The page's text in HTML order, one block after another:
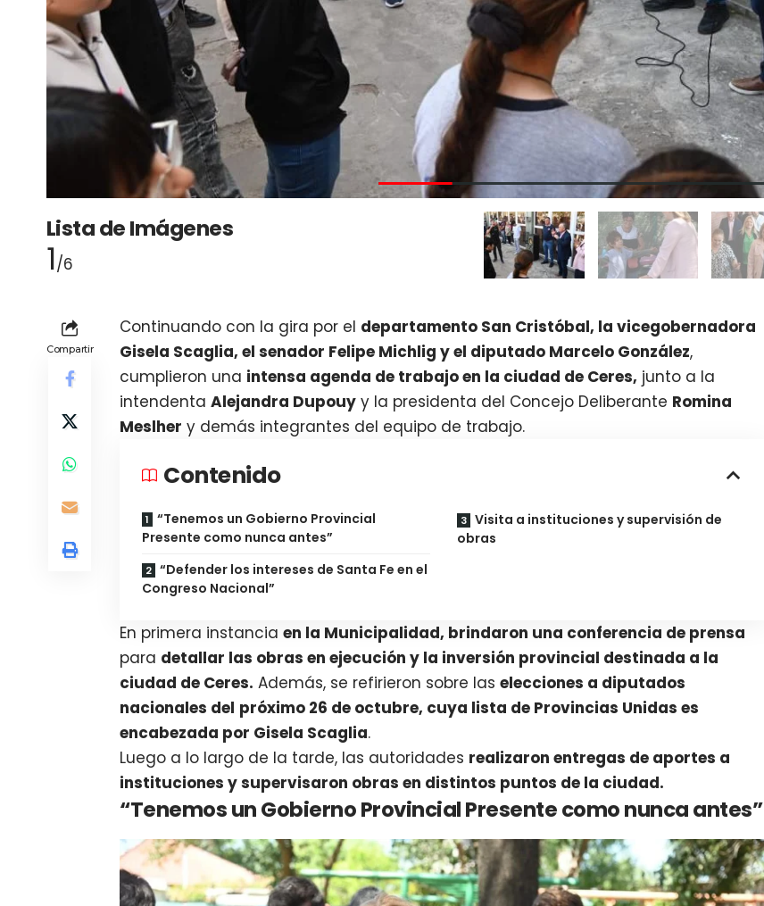
Lista de Imágenes
1/6
Compartir
Continuando con la gira por el departamento San Cristóbal, la vicegobernadora
Gisela Scaglia, el senador Felipe Michlig y el diputado Marcelo González,
cumplieron una intensa agenda de trabajo en la ciudad de Ceres, junto a la
intendentaAlejandra Dupouy y la presidenta del Concejo Deliberante Romina
Meslher y demás integrantes del equipo de trabajo.
Contenido
“Tenemos un Gobierno Provincial
Presente como nunca antes”
“Defender los intereses de Santa Fe en el
Congreso Nacional”
Visita a instituciones y supervisión de
obras
En primera instanciaen la Municipalidad, brindaron una conferencia de prensa
para detallar las obras en ejecución y la inversión provincial destinada a la
ciudad de Ceres. Además, se refirieron sobre laselecciones a diputados
nacionales del próximo 26 de octubre, cuya lista de Provincias Unidas es
encabezada por Gisela Scaglia.
Luego a lo largo de la tarde, las autoridades realizaron entregas de aportes a
instituciones y supervisaron obras en distintos puntos de la ciudad.
“Tenemos un Gobierno Provincial Presente como nunca antes”